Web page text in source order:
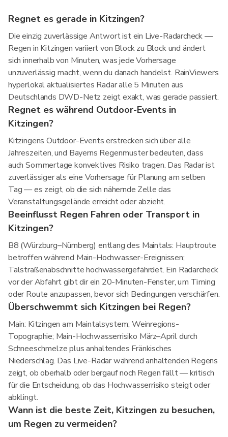
Regnet es gerade in Kitzingen?
Die einzig zuverlässige Antwort ist ein Live-Radarcheck —
Regen in Kitzingen variiert von Block zu Block und ändert
sich innerhalb von Minuten, was jede Vorhersage
unzuverlässig macht, wenn du danach handelst. RainViewers
hyperlokal aktualisiertes Radar alle 5 Minuten aus
Deutschlands DWD-Netz zeigt exakt, was gerade passiert.
Regnet es während Outdoor-Events in
Kitzingen?
Kitzingens Outdoor-Events erstrecken sich über alle
Jahreszeiten, und Bayerns Regenmuster bedeuten, dass
auch Sommertage konvektives Risiko tragen. Das Radar ist
zuverlässiger als eine Vorhersage für Planung am selben
Tag — es zeigt, ob die sich nähernde Zelle das
Veranstaltungsgelände erreicht oder abzieht.
Beeinflusst Regen Fahren oder Transport in
Kitzingen?
B8 (Würzburg–Nürnberg) entlang des Maintals: Hauptroute
betroffen während Main-Hochwasser-Ereignissen;
Talstraßenabschnitte hochwassergefährdet. Ein Radarcheck
vor der Abfahrt gibt dir ein 20-Minuten-Fenster, um Timing
oder Route anzupassen, bevor sich Bedingungen verschärfen.
Überschwemmt sich Kitzingen bei Regen?
Main: Kitzingen am Maintalsystem; Weinregions-
Topographie; Main-Hochwasserrisiko März–April durch
Schneeschmelze plus anhaltendes Fränkisches
Niederschlag. Das Live-Radar während anhaltenden Regens
zeigt, ob oberhalb oder bergauf noch Regen fällt — kritisch
für die Entscheidung, ob das Hochwasserrisiko steigt oder
abklingt.
Wann ist die beste Zeit, Kitzingen zu besuchen,
um Regen zu vermeiden?